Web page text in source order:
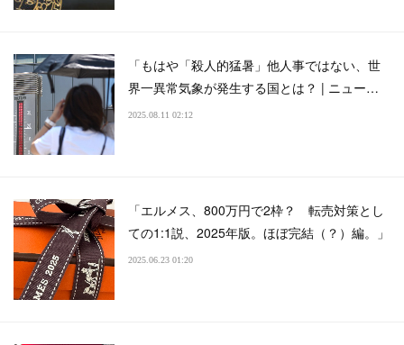
「もはや「殺人的猛暑」他人事ではない、世
界一異常気象が発生する国とは？ | ニュー…
2025.08.11 02:12
「エルメス、800万円で2枠？ 転売対策とし
ての1:1説、2025年版。ほぼ完結（？）編。」
2025.06.23 01:20